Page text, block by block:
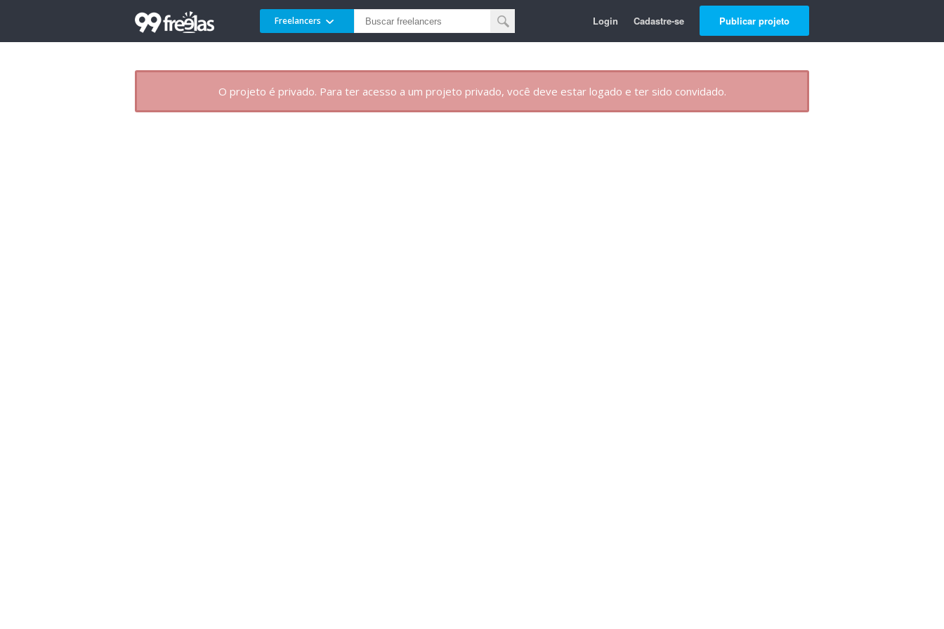
Freelancers Login Cadastre-se Publicar projeto
O projeto é privado. Para ter acesso a um projeto privado, você deve estar logado e ter sido convidado.